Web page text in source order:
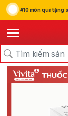
#10 món quà tặng
Trang chủ/Sản